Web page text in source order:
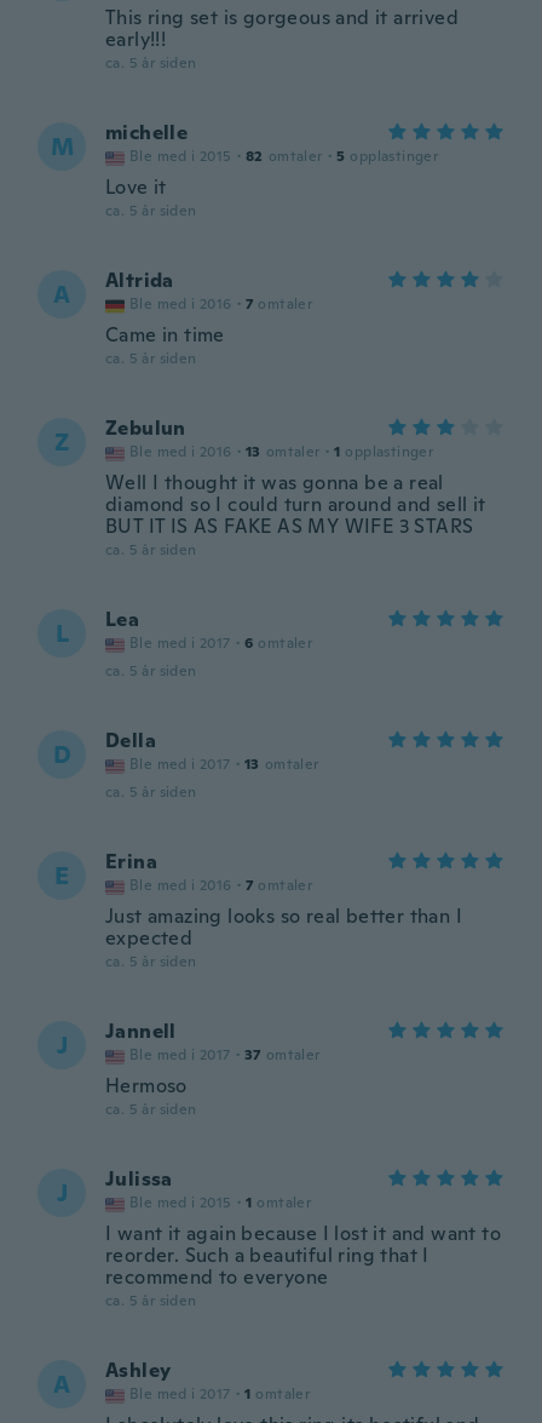
This ring set is gorgeous and it arrived
early!!!
ca. 5 år siden
M michelle
Ble med i 2015 · 82 omtaler · 5 opplastinger
Love it
ca. 5 år siden
A Altrida
Ble med i 2016 · 7 omtaler
Came in time
ca. 5 år siden
Z Zebulun
Ble med i 2016 · 13 omtaler · 1 opplastinger
Well I thought it was gonna be a real
diamond so I could turn around and sell it
BUT IT IS AS FAKE AS MY WIFE 3 STARS
ca. 5 år siden
L Lea
Ble med i 2017 · 6 omtaler
ca. 5 år siden
D Della
Ble med i 2017 · 13 omtaler
ca. 5 år siden
E Erina
Ble med i 2016 · 7 omtaler
Just amazing looks so real better than I
expected
ca. 5 år siden
J Jannell
Ble med i 2017 · 37 omtaler
Hermoso
ca. 5 år siden
J Julissa
Ble med i 2015 · 1 omtaler
I want it again because I lost it and want to
reorder. Such a beautiful ring that I
recommend to everyone
ca. 5 år siden
A Ashley
Ble med i 2017 · 1 omtaler